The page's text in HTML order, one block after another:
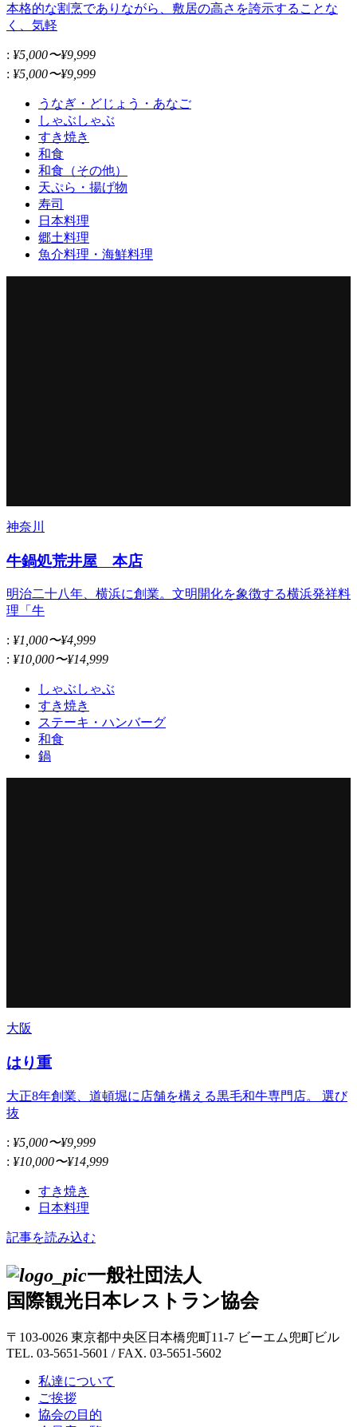
本格的な割烹でありながら、敷居の高さを誇示することな
く、気軽
: ¥5,000〜¥9,999
: ¥5,000〜¥9,999
うなぎ・どじょう・あなご
しゃぶしゃぶ
すき焼き
和食
和食（その他）
天ぷら・揚げ物
寿司
日本料理
郷土料理
魚介料理・海鮮料理
神奈川
牛鍋処荒井屋 本店
明治二十八年、横浜に創業。文明開化を象徴する横浜発祥料
理「牛
: ¥1,000〜¥4,999
: ¥10,000〜¥14,999
しゃぶしゃぶ
すき焼き
ステーキ・ハンバーグ
和食
鍋
大阪
はり重
大正8年創業、道頓堀に店舗を構える黒毛和牛専門店。 選び
抜
: ¥5,000〜¥9,999
: ¥10,000〜¥14,999
すき焼き
日本料理
記事を読み込む
一般社団法人
国際観光日本レストラン協会
〒103-0026 東京都中央区日本橋兜町11-7 ビーエム兜町ビル
TEL. 03-5651-5601 / FAX. 03-5651-5602
私達について
ご挨拶
協会の目的